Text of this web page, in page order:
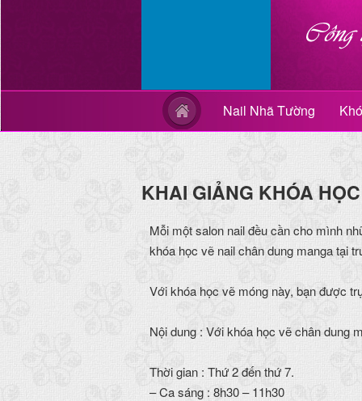
Nail Nhã Tường
KHAI GIẢNG KHÓA
Mỗi một salon nail đều cần cho mình
khóa học vẽ nail chân dung manga tại
Với khóa học vẽ móng này, bạn được
Nội dung : Với khóa học vẽ chân dung
Thời gian : Thứ 2 đến thứ 7.
– Ca sáng : 8h30 – 11h30